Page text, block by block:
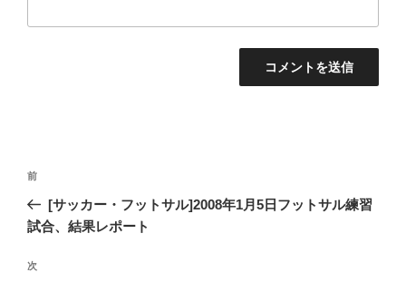
投
ナ
ゲ
過
去
の
稿
前
[サッカー・フットサル]2008年1月5日フットサル練習
試合、結果レポート
次
次